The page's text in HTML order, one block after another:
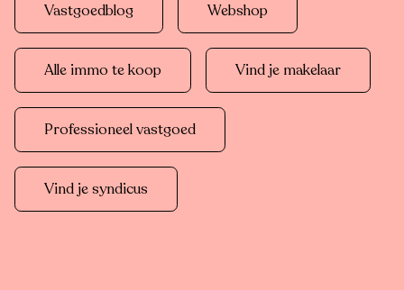
Vastgoedblog Webshop
Alle immo te koop Vind je makelaar
Professioneel vastgoed
Vind je syndicus